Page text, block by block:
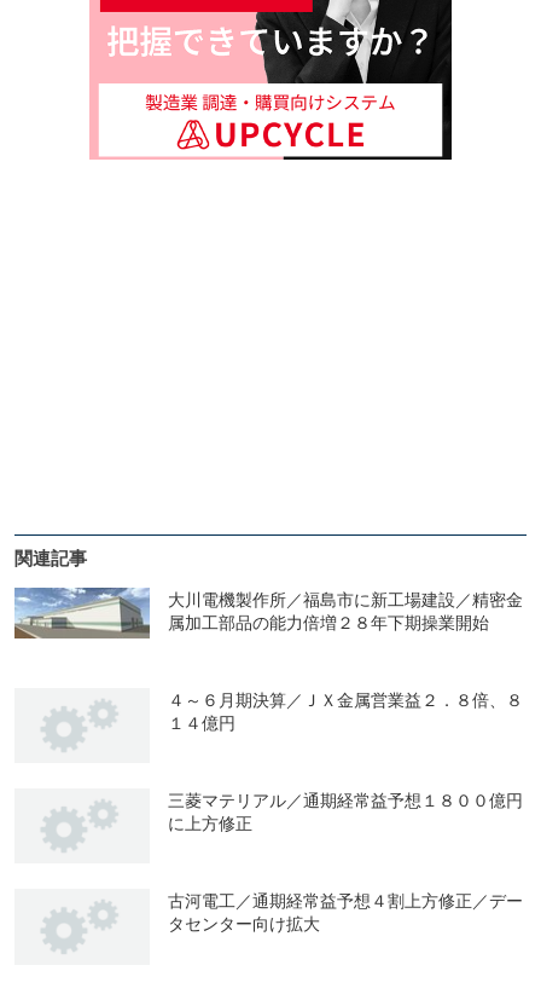
関連記事
大川電機製作所／福島市に新工場建設／精密金
属加工部品の能力倍増２８年下期操業開始
４～６月期決算／ＪＸ金属営業益２．８倍、８
１４億円
三菱マテリアル／通期経常益予想１８００億円
に上方修正
古河電工／通期経常益予想４割上方修正／デー
タセンター向け拡大